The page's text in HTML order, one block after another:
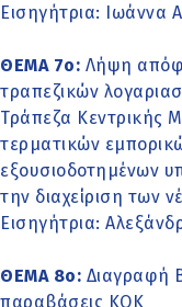
Εισηγήτρια: Ιωάννα
ΘΕΜΑ 7ο: Λήψη
τραπεζικών
Τράπεζα Κεντρικής
τερματικών
εξουσιοδοτημένων
την διαχείριση των
Εισηγήτρια:
ΘΕΜΑ 8ο: Διαγραφή
παραβάσεις ΚΟΚ